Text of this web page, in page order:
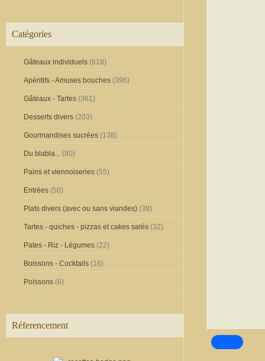
Catégories
Gâteaux individuels (618)
Apéritifs - Amuses bouches (396)
Gâteaux - Tartes (361)
Desserts divers (203)
Gourmandises sucrées (138)
Du blabla... (80)
Pains et viennoiseries (55)
Entrées (50)
Plats divers (avec ou sans viandes) (38)
Tartes - quiches - pizzas et cakes salés (32)
Pates - Riz - Légumes (22)
Boissons - Cocktails (16)
Poissons (6)
Réferencement